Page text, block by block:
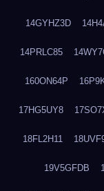
14GYHZ3D
14PRLC85
160ON64P
17HG5UY8
18FL2H11
19V5GFDB